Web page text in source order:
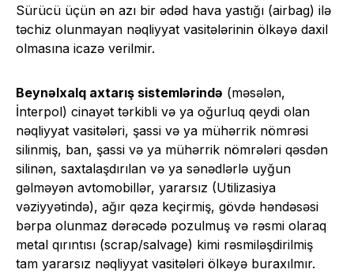
Sürücü üçün ən azı bir ədəd hava yastığı (airbag) ilə
təchiz olunmayan nəqliyyat vasitələrinin ölkəyə daxil
olmasına icazə verilmir.
Beynəlxalq axtarış sistemlərində (məsələn,
İnterpol) cinayət tərkibli və ya oğurluq qeydi olan
nəqliyyat vasitələri, şassi və ya mühərrik nömrəsi
silinmiş, ban, şassi və ya mühərrik nömrələri qəsdən
silinən, saxtalaşdırılan və ya sənədlərlə uyğun
gəlməyən avtomobillər, yararsız (Utilizasiya
vəziyyətində), ağır qəza keçirmiş, gövdə həndəsəsi
bərpa olunmaz dərəcədə pozulmuş və rəsmi olaraq
metal qırıntısı (scrap/salvage) kimi rəsmiləşdirilmiş
tam yararsız nəqliyyat vasitələri ölkəyə buraxılmır.